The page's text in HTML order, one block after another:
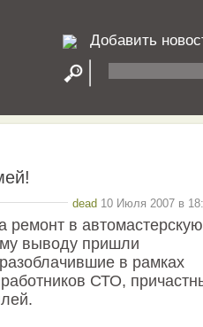
Добавить
dead 10 Июля 2007 в
ремонт в
выводу пришли
в рамках
СТО,